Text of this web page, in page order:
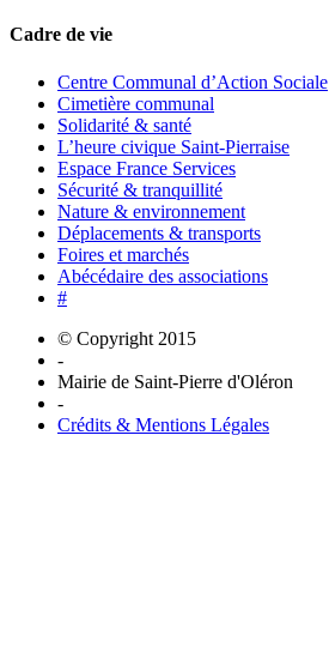
Cadre de vie
Centre Communal d’Action Sociale
Cimetière communal
Solidarité & santé
L’heure civique Saint-Pierraise
Espace France Services
Sécurité & tranquillité
Nature & environnement
Déplacements & transports
Foires et marchés
Abécédaire des associations
#
© Copyright 2015
-
Mairie de Saint-Pierre d'Oléron
-
Crédits & Mentions Légales